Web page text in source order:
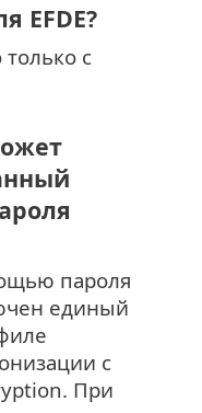
EFDE?
с
пароля
единый
с
При